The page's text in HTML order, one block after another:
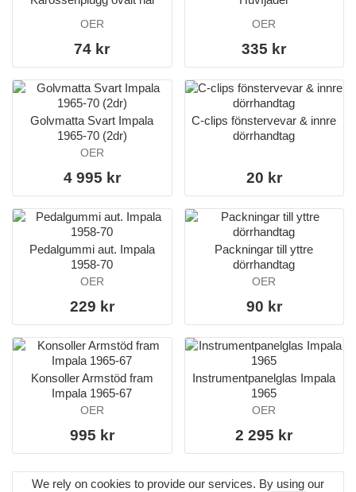
OER
74 kr
OER
335 kr
Golvmatta Svart Impala
1965-70 (2dr)
OER
4 995 kr
C-clips fönstervevar & innre
dörrhandtag
20 kr
Pedalgummi aut. Impala
1958-70
OER
229 kr
Packningar till yttre
dörrhandtag
OER
90 kr
Konsoller Armstöd fram
Impala 1965-67
OER
995 kr
Instrumentpanelglas Impala
1965
OER
2 295 kr
We rely on cookies to provide our services. By using our